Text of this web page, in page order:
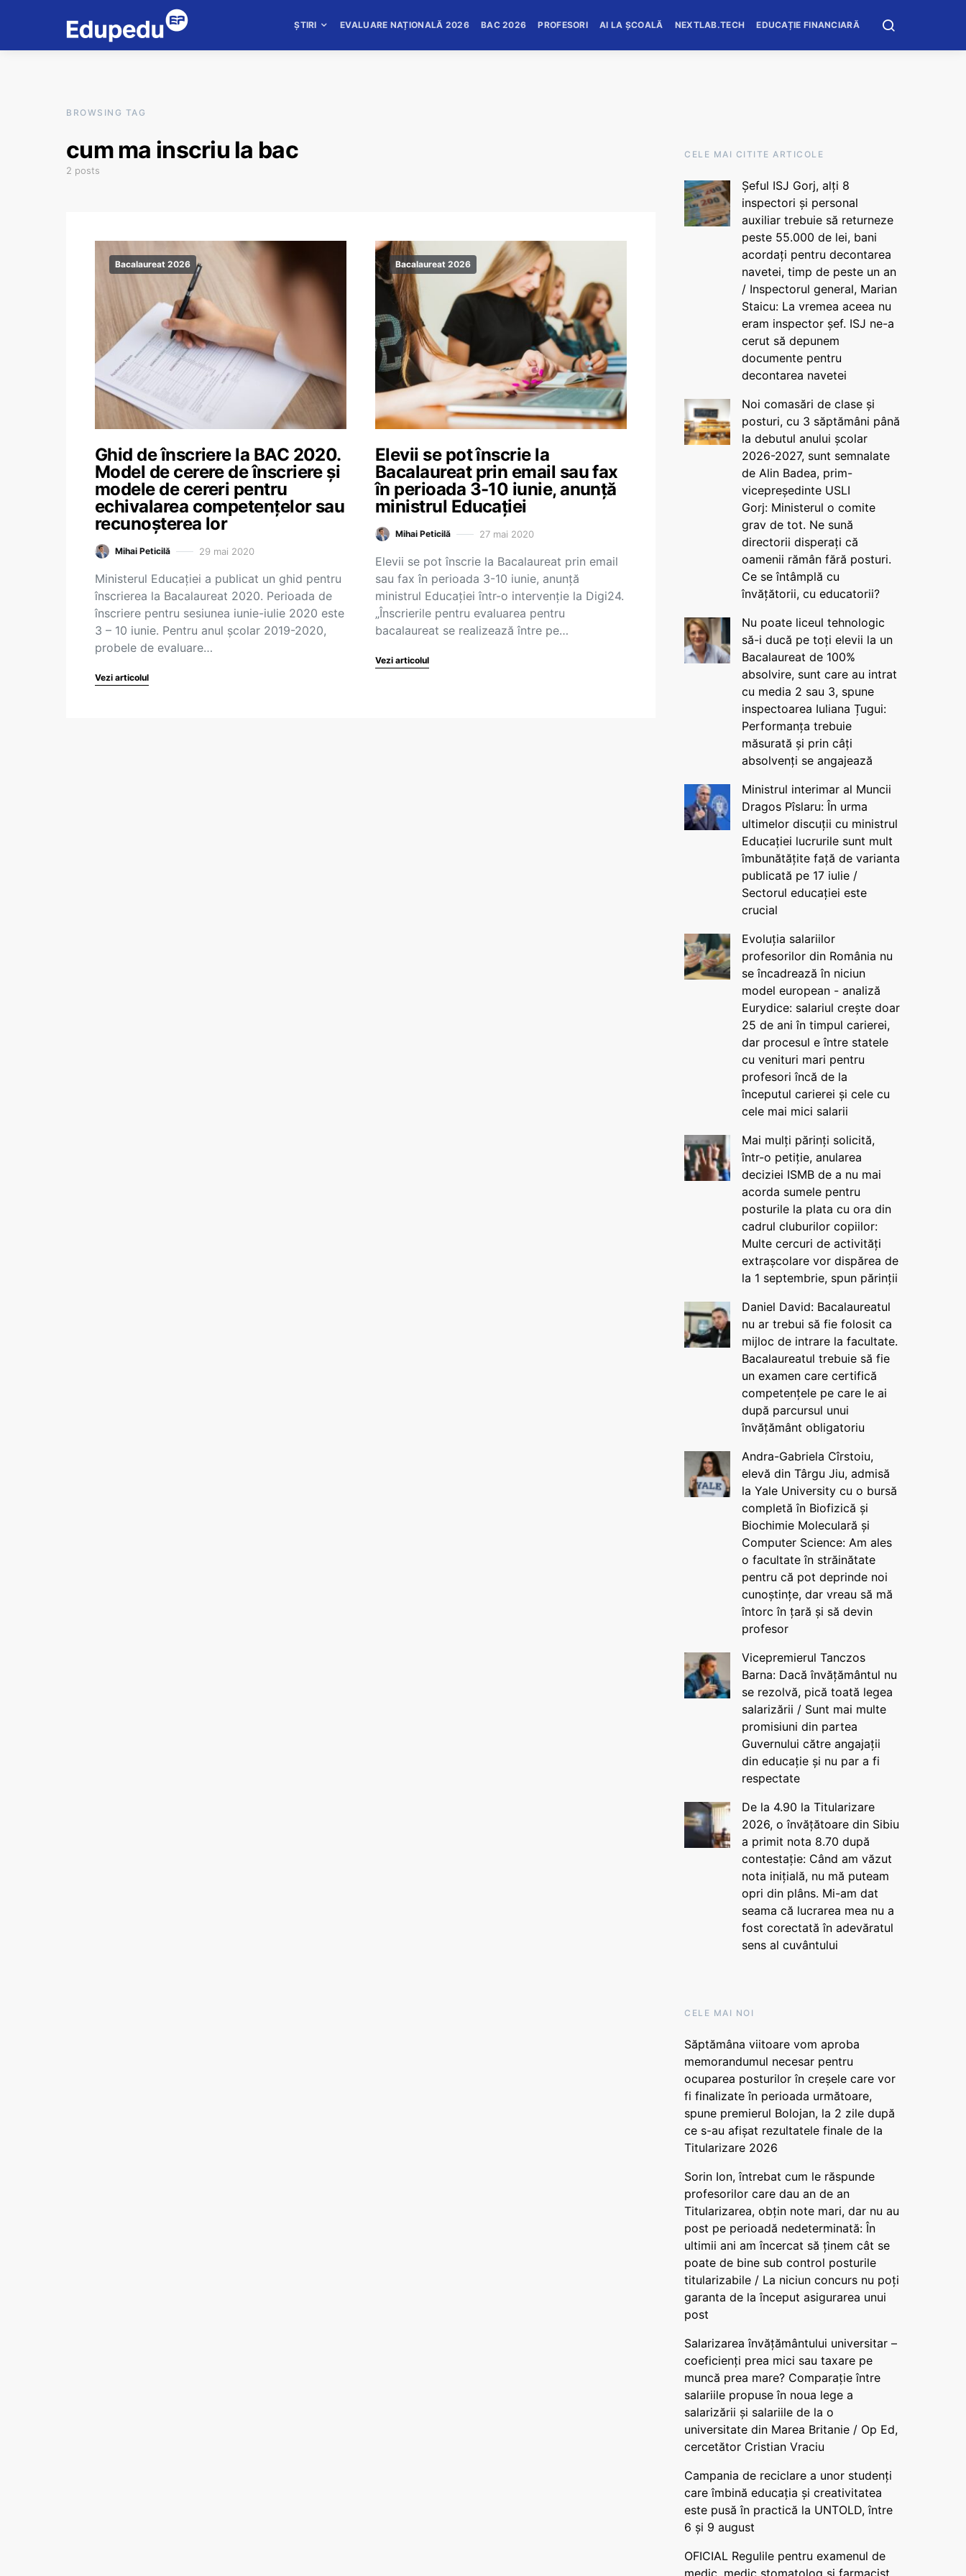
ȘTIRI EVALUARE NAȚIONALĂ 2026 BAC 2026 PROFESORI AI LA ȘCOALĂ NEXTLAB.TECH EDUCAȚIE FINANCIARĂ
BROWSING TAG
cum ma inscriu la bac
2 posts
Bacalaureat 2026
Ghid de înscriere la BAC 2020.
Model de cerere de înscriere și
modele de cereri pentru
echivalarea competențelor sau
recunoșterea lor
Mihai Peticilă 29 mai 2020
Ministerul Educației a publicat un ghid pentru
înscrierea la Bacalaureat 2020. Perioada de
înscriere pentru sesiunea iunie-iulie 2020 este
3 – 10 iunie. Pentru anul școlar 2019-2020,
probele de evaluare…
Vezi articolul
Bacalaureat 2026
Elevii se pot înscrie la
Bacalaureat prin email sau fax
în perioada 3-10 iunie, anunță
ministrul Educației
Mihai Peticilă 27 mai 2020
Elevii se pot înscrie la Bacalaureat prin email
sau fax în perioada 3-10 iunie, anunță
ministrul Educației într-o intervenție la Digi24.
„Înscrierile pentru evaluarea pentru
bacalaureat se realizează între pe…
Vezi articolul
CELE MAI CITITE ARTICOLE
Șeful ISJ Gorj, alți 8
inspectori și personal
auxiliar trebuie să returneze
peste 55.000 de lei, bani
acordați pentru decontarea
navetei, timp de peste un an
/ Inspectorul general, Marian
Staicu: La vremea aceea nu
eram inspector șef. ISJ ne-a
cerut să depunem
documente pentru
decontarea navetei
Noi comasări de clase și
posturi, cu 3 săptămâni până
la debutul anului școlar
2026-2027, sunt semnalate
de Alin Badea, prim-
vicepreședinte USLI
Gorj: Ministerul o comite
grav de tot. Ne sună
directorii disperați că
oamenii rămân fără posturi.
Ce se întâmplă cu
învățătorii, cu educatorii?
Nu poate liceul tehnologic
să-i ducă pe toți elevii la un
Bacalaureat de 100%
absolvire, sunt care au intrat
cu media 2 sau 3, spune
inspectoarea Iuliana Țugui:
Performanța trebuie
măsurată și prin câți
absolvenți se angajează
Ministrul interimar al Muncii
Dragos Pîslaru: În urma
ultimelor discuții cu ministrul
Educației lucrurile sunt mult
îmbunătățite față de varianta
publicată pe 17 iulie /
Sectorul educației este
crucial
Evoluția salariilor
profesorilor din România nu
se încadrează în niciun
model european - analiză
Eurydice: salariul crește doar
25 de ani în timpul carierei,
dar procesul e între statele
cu venituri mari pentru
profesori încă de la
începutul carierei și cele cu
cele mai mici salarii
Mai mulți părinți solicită,
într-o petiție, anularea
deciziei ISMB de a nu mai
acorda sumele pentru
posturile la plata cu ora din
cadrul cluburilor copiilor:
Multe cercuri de activități
extrașcolare vor dispărea de
la 1 septembrie, spun părinții
Daniel David: Bacalaureatul
nu ar trebui să fie folosit ca
mijloc de intrare la facultate.
Bacalaureatul trebuie să fie
un examen care certifică
competențele pe care le ai
după parcursul unui
învățământ obligatoriu
Andra-Gabriela Cîrstoiu,
elevă din Târgu Jiu, admisă
la Yale University cu o bursă
completă în Biofizică și
Biochimie Moleculară și
Computer Science: Am ales
o facultate în străinătate
pentru că pot deprinde noi
cunoștințe, dar vreau să mă
întorc în țară și să devin
profesor
Vicepremierul Tanczos
Barna: Dacă învățământul nu
se rezolvă, pică toată legea
salarizării / Sunt mai multe
promisiuni din partea
Guvernului către angajații
din educație și nu par a fi
respectate
De la 4.90 la Titularizare
2026, o învățătoare din Sibiu
a primit nota 8.70 după
contestație: Când am văzut
nota inițială, nu mă puteam
opri din plâns. Mi-am dat
seama că lucrarea mea nu a
fost corectată în adevăratul
sens al cuvântului
CELE MAI NOI
Săptămâna viitoare vom aproba
memorandumul necesar pentru
ocuparea posturilor în creșele care vor
fi finalizate în perioada următoare,
spune premierul Bolojan, la 2 zile după
ce s-au afișat rezultatele finale de la
Titularizare 2026
Sorin Ion, întrebat cum le răspunde
profesorilor care dau an de an
Titularizarea, obțin note mari, dar nu au
post pe perioadă nedeterminată: În
ultimii ani am încercat să ținem cât se
poate de bine sub control posturile
titularizabile / La niciun concurs nu poți
garanta de la început asigurarea unui
post
Salarizarea învățământului universitar –
coeficienți prea mici sau taxare pe
muncă prea mare? Comparație între
salariile propuse în noua lege a
salarizării și salariile de la o
universitate din Marea Britanie / Op Ed,
cercetător Cristian Vraciu
Campania de reciclare a unor studenți
care îmbină educația și creativitatea
este pusă în practică la UNTOLD, între
6 și 9 august
OFICIAL Regulile pentru examenul de
medic, medic stomatolog și farmacist